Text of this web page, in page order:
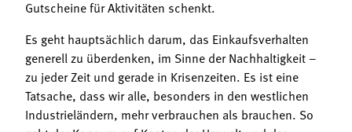
Gutscheine für Aktivitäten schenkt.
Es geht hauptsächlich darum, das Einkaufsverhalten
generell zu überdenken, im Sinne der Nachhaltigkeit –
zu jeder Zeit und gerade in Krisenzeiten. Es ist eine
Tatsache, dass wir alle, besonders in den westlichen
Industrieländern, mehr verbrauchen als brauchen. So